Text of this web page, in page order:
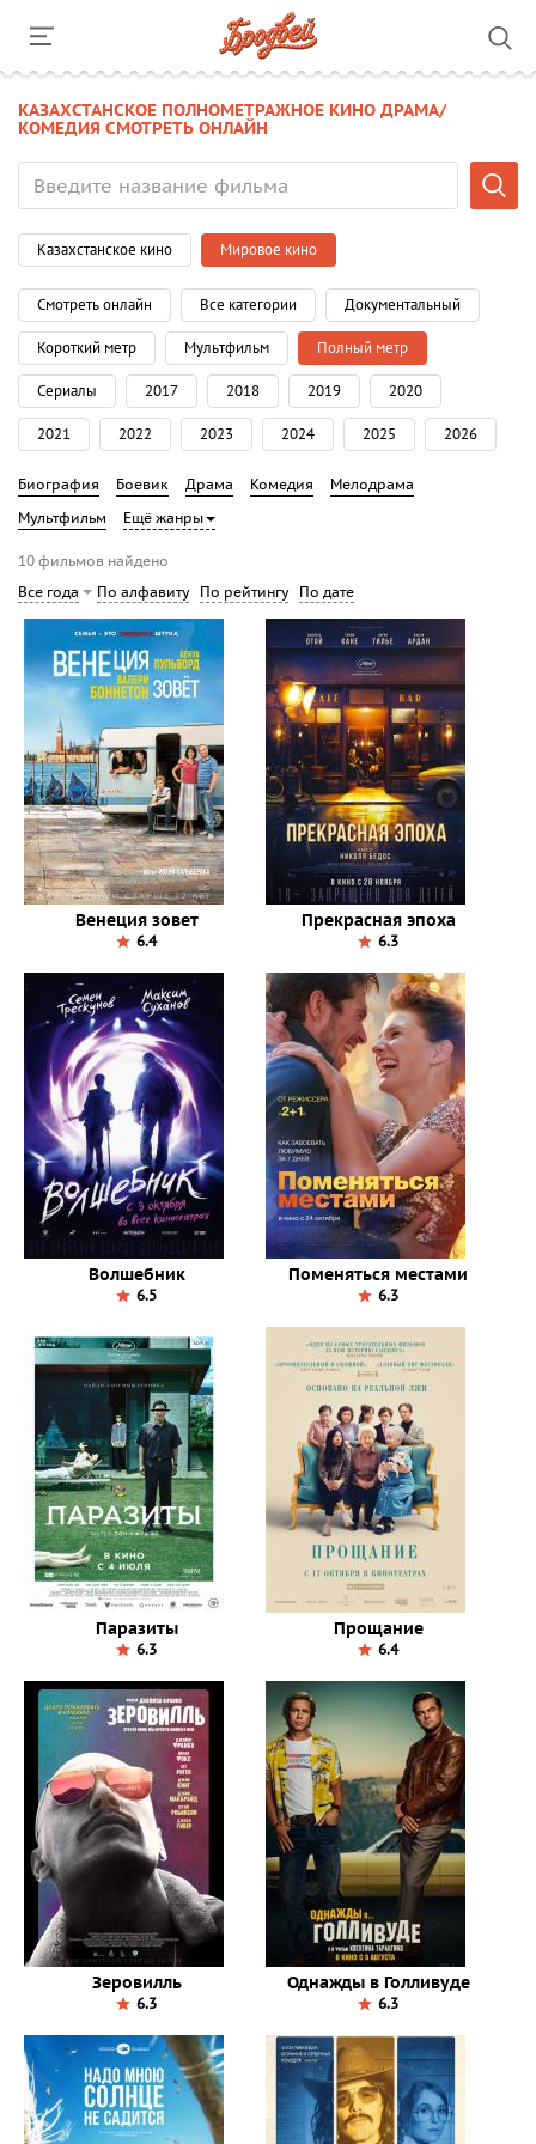
КАЗАХСТАНСКОЕ ПОЛНОМЕТРАЖНОЕ КИНО ДРАМА/
КОМЕДИЯ СМОТРЕТЬ ОНЛАЙН
Казахстанское кино Мировое кино
Смотреть онлайн Все категории Документальный
Короткий метр Мультфильм Полный метр
Сериалы 2017 2018 2019 2020
2021 2022 2023 2024 2025 2026
Биография Боевик Драма Комедия
Мелодрама
Мультфильм
Ещё жанры
10 фильмов найдено
Все года
По алфавиту По рейтингу По дате
Венеция зовет
6.4
Прекрасная эпоха
6.3
Волшебник
6.5
Поменяться местами
6.3
Паразиты
6.3
Прощание
6.4
Зеровилль
6.3
Однажды в Голливуде
6.3